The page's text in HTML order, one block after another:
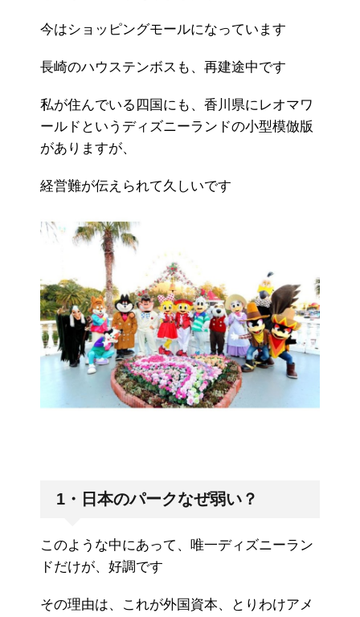
今はショッピングモールになっています
長崎のハウステンボスも、再建途中です
私が住んでいる四国にも、香川県にレオマワ
ールドというディズニーランドの小型模倣版
がありますが、
経営難が伝えられて久しいです
1・日本のパークなぜ弱い？
このような中にあって、唯一ディズニーラン
ドだけが、好調です
その理由は、これが外国資本、とりわけアメ